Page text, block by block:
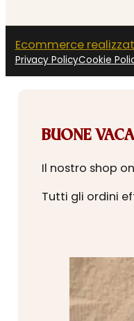
Ecommerce
Privacy PolicyCookie
BUONE
Il nostro shop
Tutti gli ordini